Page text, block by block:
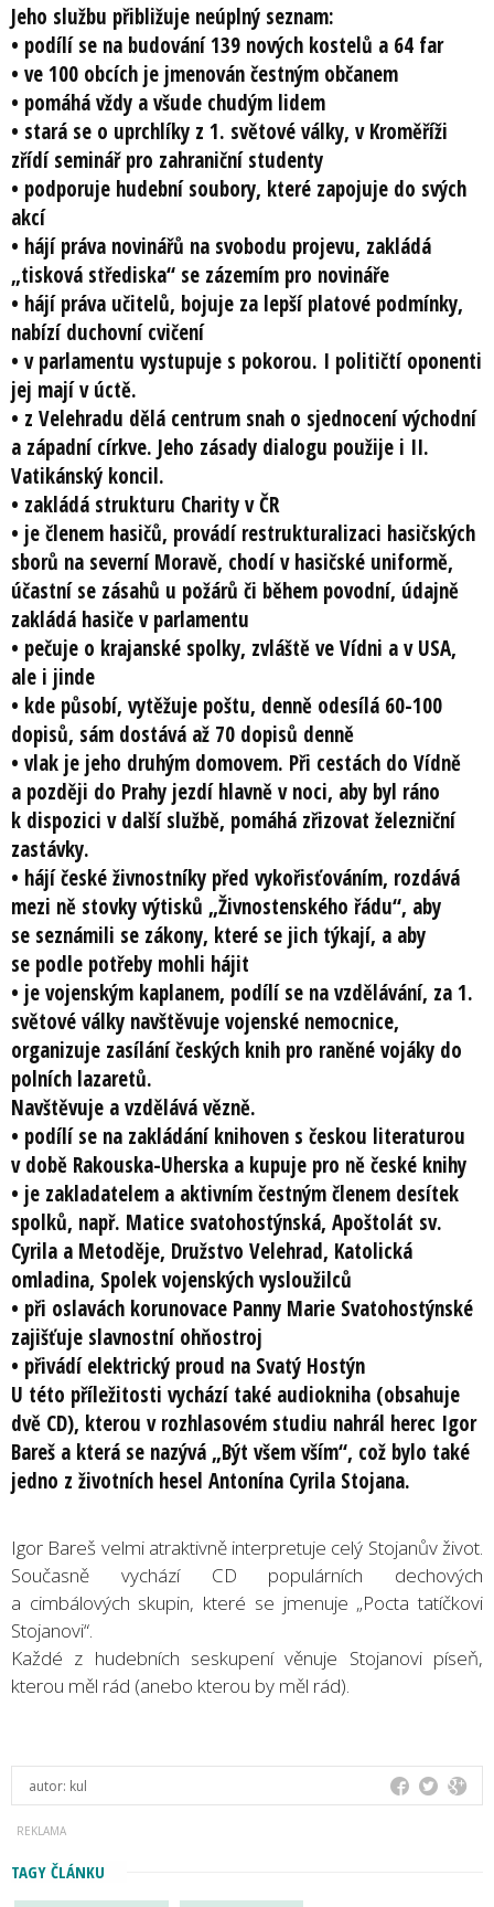
Jeho službu přibližuje neúplný seznam:
• podílí se na budování 139 nových kostelů a 64 far
• ve 100 obcích je jmenován čestným občanem
• pomáhá vždy a všude chudým lidem
• stará se o uprchlíky z 1. světové války, v Kroměříži
zřídí seminář pro zahraniční studenty
• podporuje hudební soubory, které zapojuje do svých
akcí
• hájí práva novinářů na svobodu projevu, zakládá
„tisková střediska“ se zázemím pro novináře
• hájí práva učitelů, bojuje za lepší platové podmínky,
nabízí duchovní cvičení
• v parlamentu vystupuje s pokorou. I političtí oponenti
jej mají v úctě.
• z Velehradu dělá centrum snah o sjednocení východní
a západní církve. Jeho zásady dialogu použije i II.
Vatikánský koncil.
• zakládá strukturu Charity v ČR
• je členem hasičů, provádí restrukturalizaci hasičských
sborů na severní Moravě, chodí v hasičské uniformě,
účastní se zásahů u požárů či během povodní, údajně
zakládá hasiče v parlamentu
• pečuje o krajanské spolky, zvláště ve Vídni a v USA,
ale i jinde
• kde působí, vytěžuje poštu, denně odesílá 60-100
dopisů, sám dostává až 70 dopisů denně
• vlak je jeho druhým domovem. Při cestách do Vídně
a později do Prahy jezdí hlavně v noci, aby byl ráno
k dispozici v další službě, pomáhá zřizovat železniční
zastávky.
• hájí české živnostníky před vykořisťováním, rozdává
mezi ně stovky výtisků „Živnostenského řádu“, aby
se seznámili se zákony, které se jich týkají, a aby
se podle potřeby mohli hájit
• je vojenským kaplanem, podílí se na vzdělávání, za 1.
světové války navštěvuje vojenské nemocnice,
organizuje zasílání českých knih pro raněné vojáky do
polních lazaretů.
Navštěvuje a vzdělává vězně.
• podílí se na zakládání knihoven s českou literaturou
v době Rakouska-Uherska a kupuje pro ně české knihy
• je zakladatelem a aktivním čestným členem desítek
spolků, např. Matice svatohostýnská, Apoštolát sv.
Cyrila a Metoděje, Družstvo Velehrad, Katolická
omladina, Spolek vojenských vysloužilců
• při oslavách korunovace Panny Marie Svatohostýnské
zajišťuje slavnostní ohňostroj
• přivádí elektrický proud na Svatý Hostýn
U této příležitosti vychází také audiokniha (obsahuje
dvě CD), kterou v rozhlasovém studiu nahrál herec Igor
Bareš a která se nazývá „Být všem vším“, což bylo také
jedno z životních hesel Antonína Cyrila Stojana.
Igor Bareš velmi atraktivně interpretuje celý Stojanův život.
Současně vychází CD populárních dechových
a cimbálových skupin, které se jmenuje „Pocta tatíčkovi
Stojanovi“.
Každé z hudebních seskupení věnuje Stojanovi píseň,
kterou měl rád (anebo kterou by měl rád).
autor: kul
TAGY ČLÁNKU